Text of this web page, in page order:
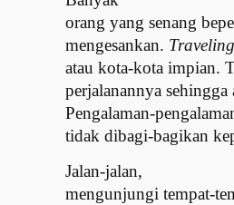
orang yang senang
mengesankan. Traveling
atau kota-kota impian.
perjalanannya
Pengalaman-
tidak dibagi-bagikan
Jalan-jalan,
mengunjungi tempat-